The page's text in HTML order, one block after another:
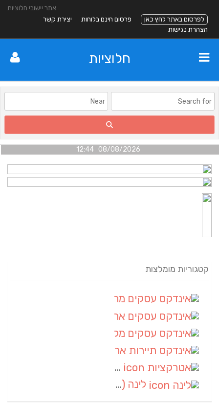
אתר יישובי חלוציות
לפרסום באתר לחץ כאן
פרסום חינם בלוחות
יצירת קשר
הצהרת נגישות
חלוציות
08/08/2026 12:44
קטגוריות מומלצות
אטרקציות
לינה (1)